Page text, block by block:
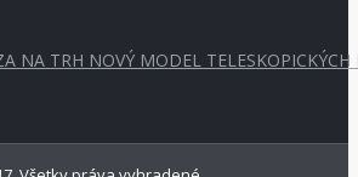
NA TRH NOVÝ MODEL